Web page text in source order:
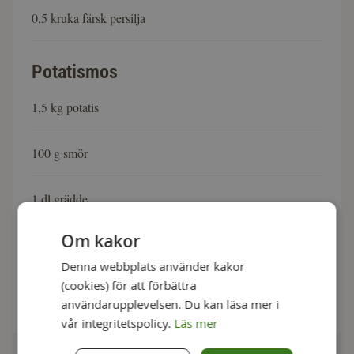
0,5 kruka färsk persilja
Potatismos
1,5 kg potatis
100 g smör
1 dl grädde
1 tsk salt
0,5 tsk vitpeppar
Om kakor
Denna webbplats använder kakor
(cookies) för att förbättra
användarupplevelsen. Du kan läsa mer i
vår integritetspolicy. Läs mer